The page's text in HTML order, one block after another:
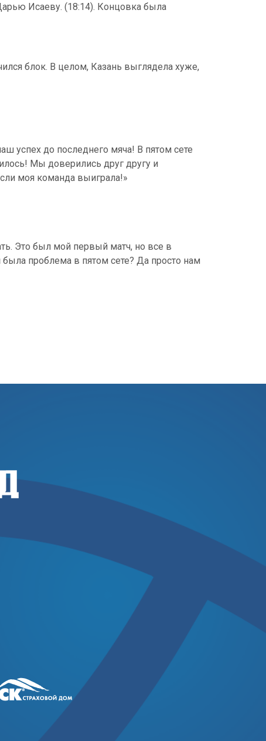
Исаеву. (18:14). Концовка была
блок. В целом, Казань выглядела хуже,
успех до последнего мяча! В пятом сете
Мы доверились друг другу и
моя команда выиграла!»
Это был мой первый матч, но все в
проблема в пятом сете? Да просто нам